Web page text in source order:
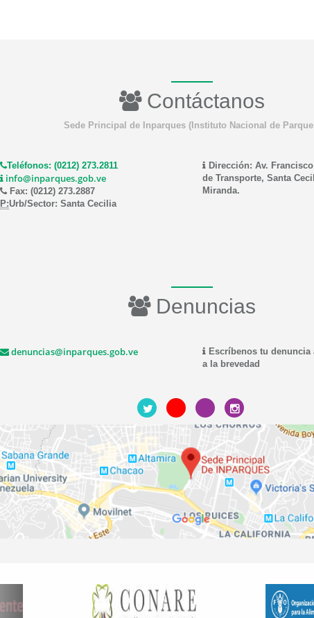
Contáctanos
Sede Principal de Inparques (Instituto Nacional de
Teléfonos: (0212) 273.2811
info@inparques.gob.ve
Fax: (0212) 273.2887
P:Urb/Sector: Santa Cecilia
Dirección: Av.
de Transporte, Santa
Miranda.
Denuncias
denuncias@inparques.gob.ve
Escríbenos tu denuncia
a la brevedad